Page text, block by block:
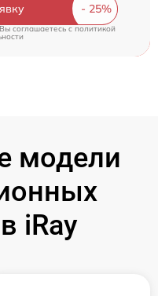
соглашаетесь cполитикой
модели
iRay